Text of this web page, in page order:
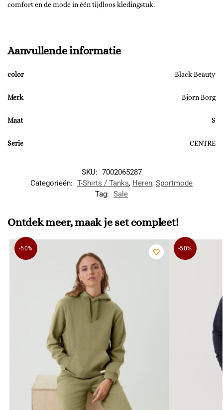
comfort en de mode in één tijdloos kledingstuk.
Aanvullende informatie
color Black Beauty
Merk Bjorn Borg
Maat S
Serie CENTRE
SKU: 7002065287
Categorieën: T-Shirts / Tanks, Heren, Sportmode
Tag: Sale
Ontdek meer, maak je set compleet!
-50% -50%